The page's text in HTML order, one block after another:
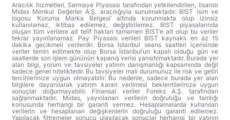
Aracılık hizmetleri, Sermaye Piyasası tarafından yetkilendirilen, lisanslı
Midas Menkul Değerler A.Ş. aracılığıyla sunulmaktadır. BIST isim ve
logosu ‘Koruma Marka Belgesi’ altında korunmakta olup izinsiz
kullanılamaz, iktibas edilemez, değiştirilemez. BIST piyasalarında
oluşan tüm verilere ait telif hakları tamamen BIST’e ait olup bu veriler
tekrar yayınlanamaz. Pay Piyasası verileri BIST kaynaklı en az 15
dakika gecikmeli verilerdir. Borsa İstanbul seans saatleri içerisinde
veriler temin edilmekte olup Borsa İstanbul’un kapalı olduğu gün ve
saatlerde son işlem gününün kapanış verisi yansıtılmaktadır. Burada yer
alan bilgi, yorum ve tavsiyeler yatırım danışmanlığı kapsamında değil
sadece genel niteliktedir. Bu tavsiyeler mali durumunuz ile risk ve getiri
tercihlerinize uygun olmayabilir. Bu nedenle, sadece burada yer alan
bilgilere dayanılarak yatırım kararı verilmesi beklentilerinize uygun
sonuçlar doğurmayabilir. Finansal veriler Foreks A.Ş. tarafından
sağlanmaktadır. Midas, yayınlanan verilerin doğruluğu ve tamlığı
konusunda herhangi bir garanti vermez. Hesaplamalarda kullanılan
verilerin ve hesaplanan değişkenlerin doğruluğu garanti edilemez.
Yapılacak filtremeler sonucu ulaşılacak sonuçlar herhangi bir yatırım